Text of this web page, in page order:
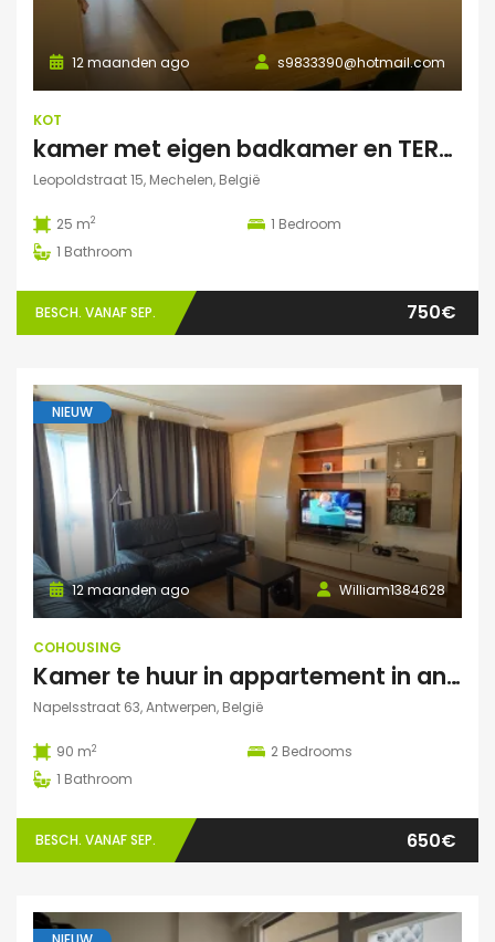
s9833390@hotmail.com
12 maanden ago
KOT
kamer met eigen badkamer en TERRAS
Leopoldstraat 15, Mechelen, België
25 m2 1 Bedroom
1 Bathroom
BESCH. VANAF SEP. 750€
NIEUW
William1384628
12 maanden ago
COHOUSING
Kamer te huur in appartement in antwerpen (Eilandje)
Napelsstraat 63, Antwerpen, België
90 m2 2 Bedrooms
1 Bathroom
BESCH. VANAF SEP. 650€